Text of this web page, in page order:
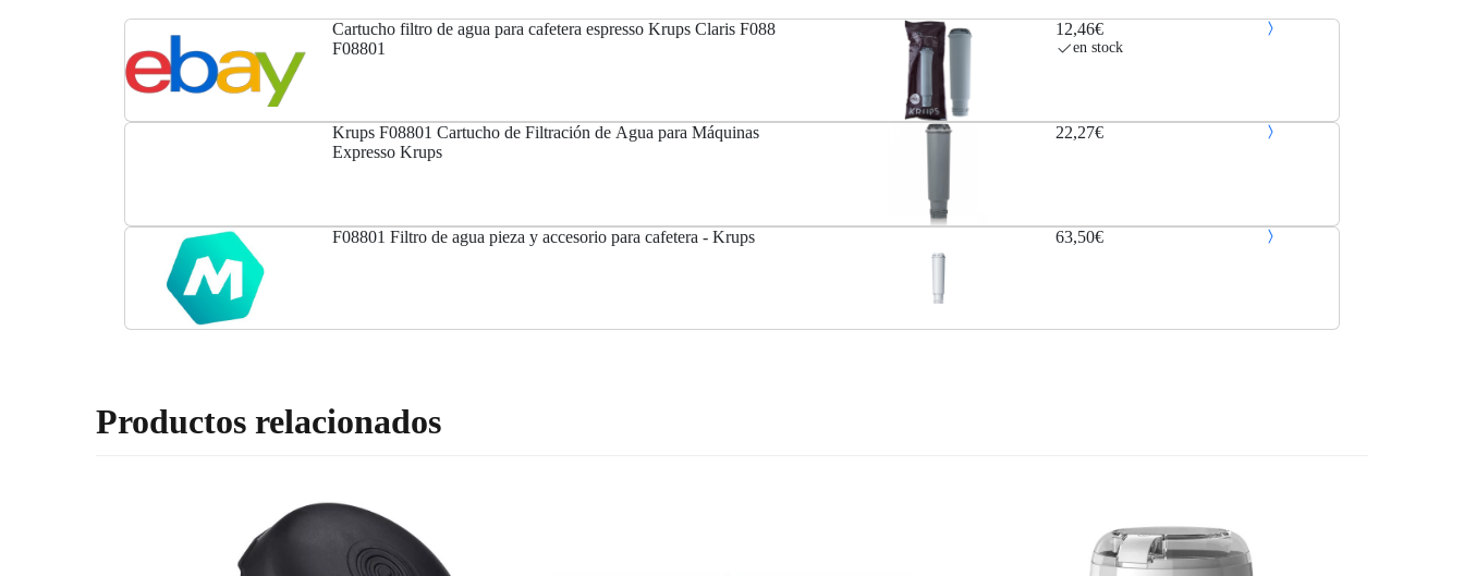
Cartucho filtro de agua para cafetera espresso Krups Claris F088
F08801
12,46€
en stock
Krups F08801 Cartucho de Filtración de Agua para Máquinas
Expresso Krups
22,27€
F08801 Filtro de agua pieza y accesorio para cafetera - Krups 63,50€
Productos relacionados